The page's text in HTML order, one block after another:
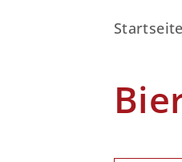
Startseite